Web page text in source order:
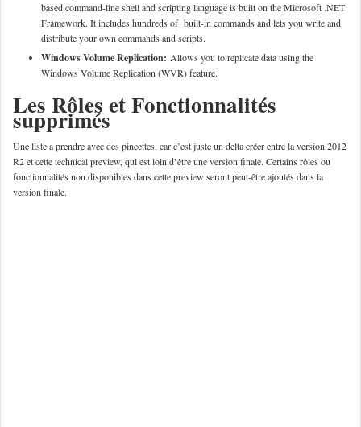
based command-line shell and scripting language is built on the Microsoft .NET
Framework. It includes hundreds of built-in commands and lets you write and
distribute your own commands and scripts.
Windows Volume Replication: Allows you to replicate data using the
Windows Volume Replication (WVR) feature.
Les Rôles et Fonctionnalités
supprimés
Une liste a prendre avec des pincettes, car c’est juste un delta créer entre la version 2012
R2 et cette technical preview, qui est loin d’être une version finale. Certains rôles ou
fonctionnalités non disponibles dans cette preview seront peut-être ajoutés dans la
version finale.